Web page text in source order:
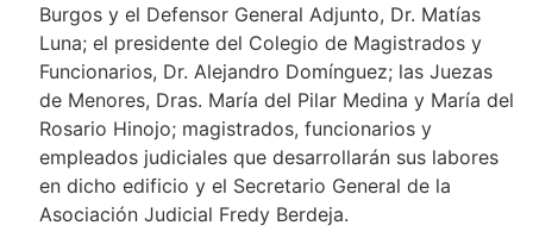
Burgos y el Defensor General Adjunto, Dr. Matías
Luna; el presidente del Colegio de Magistrados y
Funcionarios, Dr. Alejandro Domínguez; las Juezas
de Menores, Dras. María del Pilar Medina y María del
Rosario Hinojo; magistrados, funcionarios y
empleados judiciales que desarrollarán sus labores
en dicho edificio y el Secretario General de la
Asociación Judicial Fredy Berdeja.